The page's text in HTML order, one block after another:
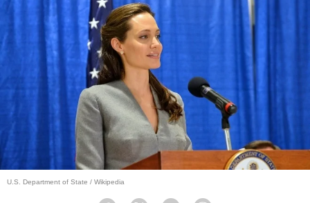
U.S. Department of State / Wikipedia